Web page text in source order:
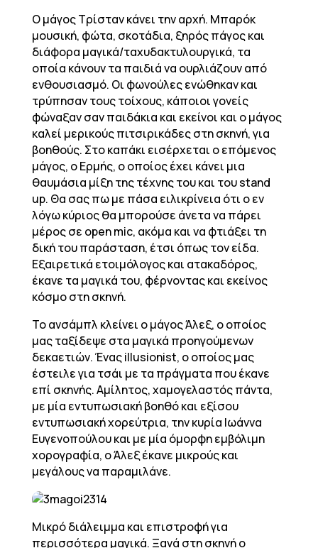
Ο μάγος Τρίσταν κάνει την αρχή. Μπαρόκ
μουσική, φώτα, σκοτάδια, ξηρός πάγος και
διάφορα μαγικά/ταχυδακτυλουργικά, τα
οποία κάνουν τα παιδιά να ουρλιάζουν από
ενθουσιασμό. Οι φωνούλες ενώθηκαν και
τρύπησαν τους τοίχους, κάποιοι γονείς
φώναξαν σαν παιδάκια και εκείνοι και ο μάγος
καλεί μερικούς πιτσιρικάδες στη σκηνή, για
βοηθούς. Στο καπάκι εισέρχεται ο επόμενος
μάγος, ο Ερμής, ο οποίος έχει κάνει μια
θαυμάσια μίξη της τέχνης του και του stand
up. Θα σας πω με πάσα ειλικρίνεια ότι ο εν
λόγω κύριος θα μπορούσε άνετα να πάρει
μέρος σε open mic, ακόμα και να φτιάξει τη
δική του παράσταση, έτσι όπως τον είδα.
Εξαιρετικά ετοιμόλογος και ατακαδόρος,
έκανε τα μαγικά του, φέρνοντας και εκείνος
κόσμο στη σκηνή.
Το ανσάμπλ κλείνει ο μάγος Άλεξ, ο οποίος
μας ταξίδεψε στα μαγικά προηγούμενων
δεκαετιών. Ένας illusionist, ο οποίος μας
έστειλε για τσάι με τα πράγματα που έκανε
επί σκηνής. Αμίλητος, χαμογελαστός πάντα,
με μία εντυπωσιακή βοηθό και εξίσου
εντυπωσιακή χορεύτρια, την κυρία Ιωάννα
Ευγενοπούλου και με μία όμορφη εμβόλιμη
χορογραφία, ο Άλεξ έκανε μικρούς και
μεγάλους να παραμιλάνε.
Μικρό διάλειμμα και επιστροφή για
περισσότερα μαγικά. Ξανά στη σκηνή ο